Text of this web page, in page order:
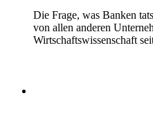
Die Frage, was Banken
von allen anderen
Wirtschaftswissenschaft